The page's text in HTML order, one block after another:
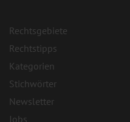
Rechtsgebiete
Rechtstipps
Kategorien
Stichwörter
Newsletter
Jobs